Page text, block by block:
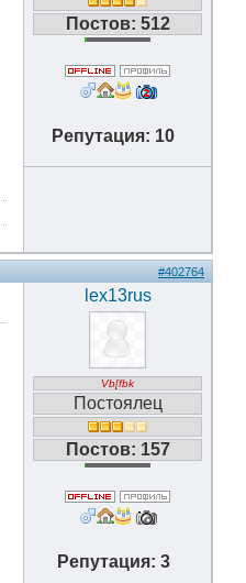
Постов: 512
Репутация: 10
#402764
lex13rus
Vb[fbk
Постоялец
Постов: 157
Репутация: 3